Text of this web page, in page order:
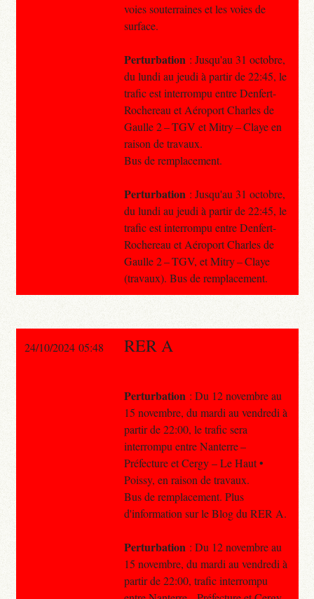
voies souterraines et les voies de
surface.
Perturbation : Jusqu'au 31 octobre,
du lundi au jeudi à partir de 22:45, le
trafic est interrompu entre Denfert-
Rochereau et Aéroport Charles de
Gaulle 2 – TGV et Mitry – Claye en
raison de travaux.
Bus de remplacement.
Perturbation : Jusqu'au 31 octobre,
du lundi au jeudi à partir de 22:45, le
trafic est interrompu entre Denfert-
Rochereau et Aéroport Charles de
Gaulle 2 – TGV, et Mitry – Claye
(travaux). Bus de remplacement.
24/10/2024 05:48 RER A
Perturbation : Du 12 novembre au
15 novembre, du mardi au vendredi à
partir de 22:00, le trafic sera
interrompu entre Nanterre –
Préfecture et Cergy – Le Haut •
Poissy, en raison de travaux.
Bus de remplacement. Plus
d'information sur le Blog du RER A.
Perturbation : Du 12 novembre au
15 novembre, du mardi au vendredi à
partir de 22:00, trafic interrompu